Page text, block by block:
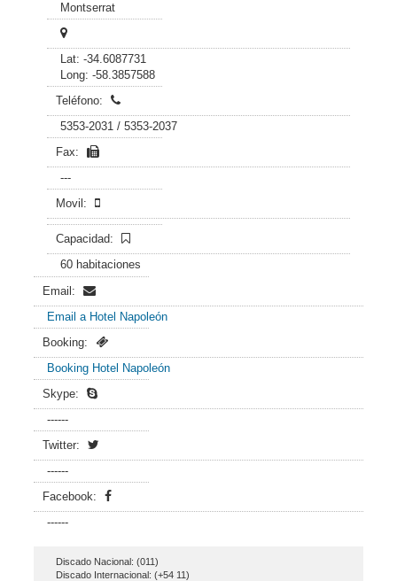
Montserrat
Lat: -34.6087731
Long: -58.3857588
Teléfono:
5353-2031 / 5353-2037
Fax:
---
Movil:
Capacidad:
60 habitaciones
Email:
Email a Hotel Napoleón
Booking:
Booking Hotel Napoleón
Skype:
------
Twitter:
------
Facebook:
------
Discado Nacional: (011)
Discado Internacional: (+54 11)